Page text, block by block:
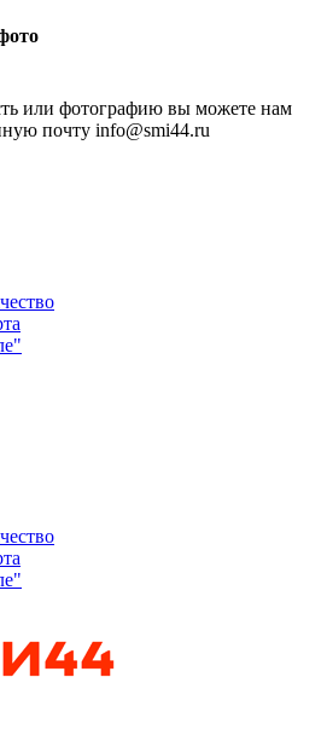
или фотографию вы можете нам
почту info@smi44.ru